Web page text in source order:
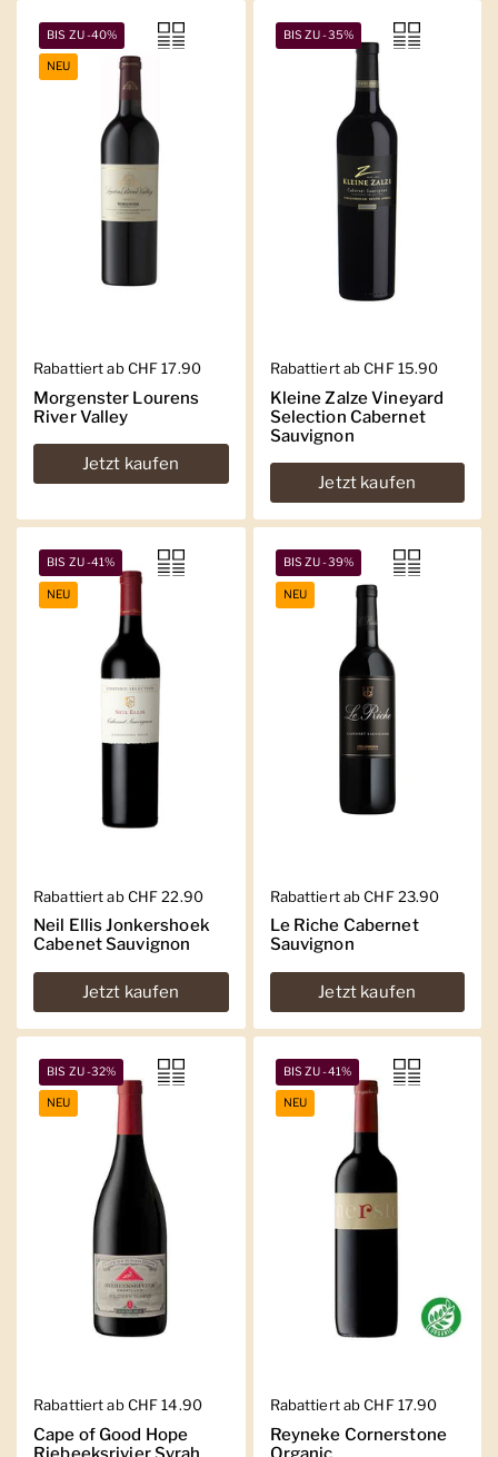
Regulärer Preis
Rabattiert ab CHF 17.90
Morgenster Lourens
River Valley
Jetzt kaufen
BIS ZU -40%
NEU
Regulärer Preis
Rabattiert ab CHF 15.90
Kleine Zalze Vineyard
Selection Cabernet
Sauvignon
Jetzt kaufen
BIS ZU -35%
Regulärer Preis
Rabattiert ab CHF 22.90
Neil Ellis Jonkershoek
Cabenet Sauvignon
Jetzt kaufen
BIS ZU -41%
NEU
Regulärer Preis
Rabattiert ab CHF 23.90
Le Riche Cabernet
Sauvignon
Jetzt kaufen
BIS ZU -39%
NEU
Regulärer Preis
Rabattiert ab CHF 14.90
Cape of Good Hope
BIS ZU -32%
NEU
Regulärer Preis
Rabattiert ab CHF 17.90
Reyneke Cornerstone
BIS ZU -41%
NEU